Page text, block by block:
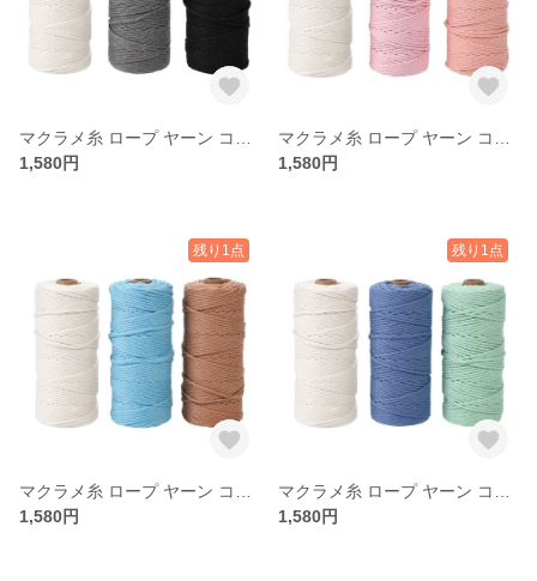
1,580円
1,580円
残り1点
1,580円
残り1点
1,580円